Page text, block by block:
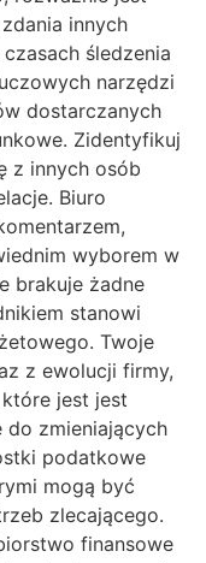
innych
śledzenia
narzędzi
dostarczanych
Zidentyfikuj
z innych osób
Biuro
wyborem w
brakuje żadne
stanowi
Twoje
z ewolucji firmy,
jest jest
zmieniających
podatkowe
mogą być
zlecającego.
finansowe